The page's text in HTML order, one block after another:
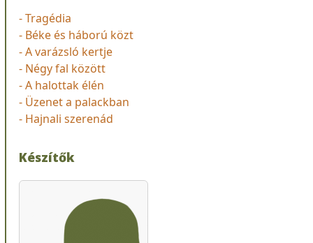
- Tragédia
- Béke és háború közt
- A varázsló kertje
- Négy fal között
- A halottak élén
- Üzenet a palackban
- Hajnali szerenád
Készítők